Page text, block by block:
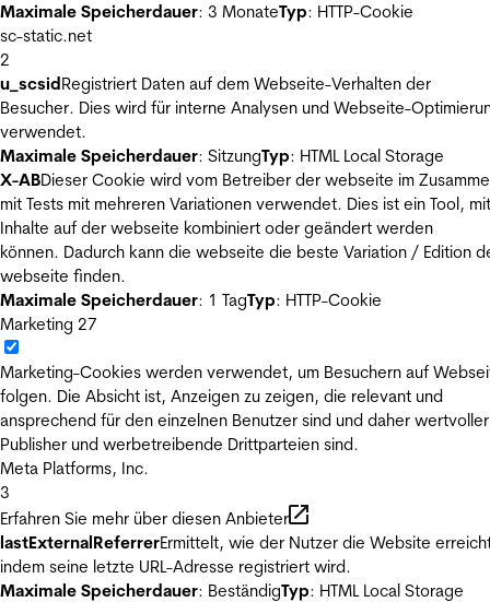
Maximale Speicherdauer: 3 MonateTyp: HTTP-Cookie
sc-static.net
2
u_scsidRegistriert Daten auf dem Webseite-Verhalten der
Besucher. Dies wird für interne Analysen und Webseite-
verwendet.
Maximale Speicherdauer: SitzungTyp: HTML Local Storage
X-ABDieser Cookie wird vom Betreiber der webseite im
mit Tests mit mehreren Variationen verwendet. Dies ist ein Tool,
Inhalte auf der webseite kombiniert oder geändert werden
können. Dadurch kann die webseite die beste Variation / Edition
webseite finden.
Maximale Speicherdauer: 1 TagTyp: HTTP-Cookie
Marketing 27
Marketing-Cookies werden verwendet, um Besuchern auf
folgen. Die Absicht ist, Anzeigen zu zeigen, die relevant und
ansprechend für den einzelnen Benutzer sind und daher
Publisher und werbetreibende Drittparteien sind.
Meta Platforms, Inc.
3
Erfahren Sie mehr über diesen Anbieter
lastExternalReferrerErmittelt, wie der Nutzer die Website
indem seine letzte URL-Adresse registriert wird.
Maximale Speicherdauer: BeständigTyp: HTML Local Storage